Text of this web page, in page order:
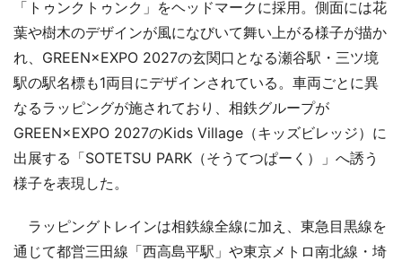
「トゥンクトゥンク」をヘッドマークに採用。側面には花
葉や樹木のデザインが風になびいて舞い上がる様子が描か
れ、GREEN×EXPO 2027の玄関口となる瀬谷駅・三ツ境
駅の駅名標も1両目にデザインされている。車両ごとに異
なるラッピングが施されており、相鉄グループが
GREEN×EXPO 2027のKids Village（キッズビレッジ）に
出展する「SOTETSU PARK（そうてつぱーく）」へ誘う
様子を表現した。
ラッピングトレインは相鉄線全線に加え、東急目黒線を
通じて都営三田線「西高島平駅」や東京メトロ南北線・埼